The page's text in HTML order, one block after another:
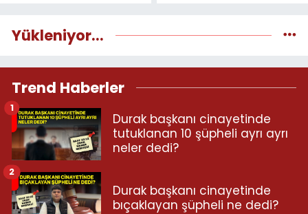
Yükleniyor...
Trend Haberler
Durak başkanı cinayetinde
tutuklanan 10 şüpheli ayrı ayrı
neler dedi?
1
Durak başkanı cinayetinde
bıçaklayan şüpheli ne dedi?
2